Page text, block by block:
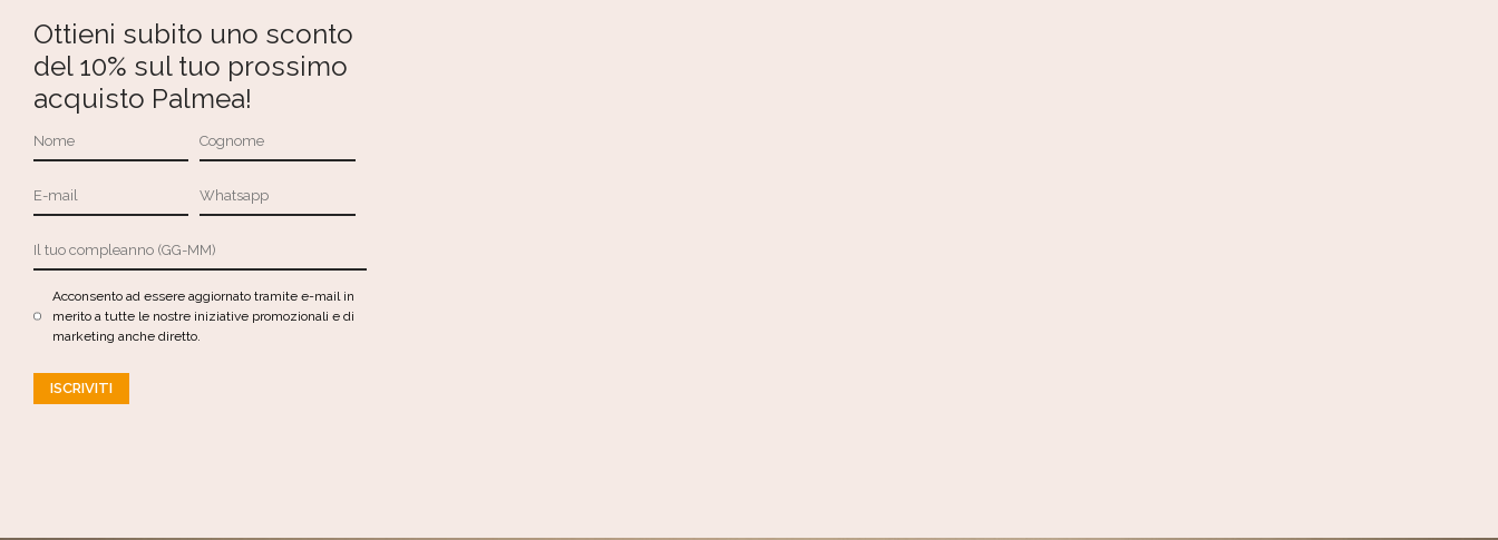
Ottieni subito uno sconto
del 10% sul tuo prossimo
acquisto Palmea!
Acconsento ad essere aggiornato tramite e-mail in
merito a tutte le nostre iniziative promozionali e di
marketing anche diretto.